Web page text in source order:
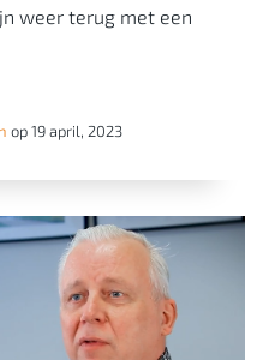
weer terug met een
op 19 april, 2023